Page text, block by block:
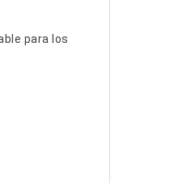
para los